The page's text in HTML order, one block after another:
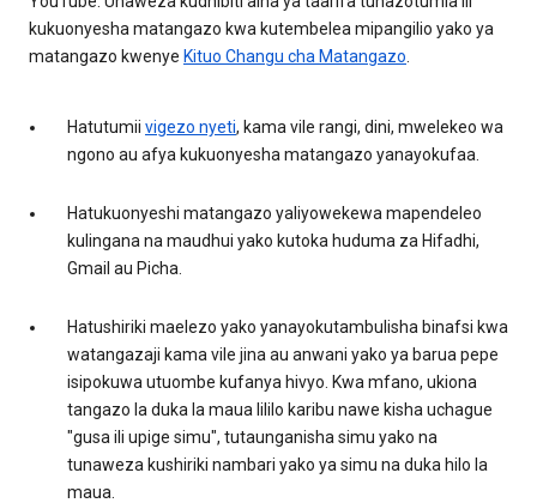
kukuonyesha matangazo kwa kutembelea mipangilio yako ya
matangazo kwenye Kituo Changu cha Matangazo
Hatutumii vigezo nyeti, kama vile rangi, dini, mwelekeo wa
ngono au afya kukuonyesha matangazo yanayokufaa.
Hatukuonyeshi matangazo yaliyowekewa mapendeleo
kulingana na maudhui yako kutoka huduma za Hifadhi,
Gmail au Picha.
Hatushiriki maelezo yako yanayokutambulisha binafsi kwa
watangazaji kama vile jina au anwani yako ya barua pepe
isipokuwa utuombe kufanya hivyo. Kwa mfano, ukiona
tangazo la duka la maua lililo karibu nawe kisha uchague
"gusa ili upige simu", tutaunganisha simu yako na
tunaweza kushiriki nambari yako ya simu na duka hilo la
maua.